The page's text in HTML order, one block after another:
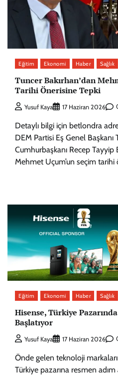
Eğitim Ekonomi Haber Sağlık
Tuncer Bakırhan’dan
Tarihi Önerisine Tepki
Yusuf Kaya 17 Haziran 2026
Detaylı bilgi için betlondra
DEM Partisi Eş Genel Başkanı
Cumhurbaşkanı Recep Tayyip
Mehmet Uçum’un seçim
Eğitim Ekonomi Haber Sağlık
Hisense, Türkiye
Başlatıyor
Yusuf Kaya 17 Haziran 2026
Önde gelen teknoloji
Türkiye pazarına resmen